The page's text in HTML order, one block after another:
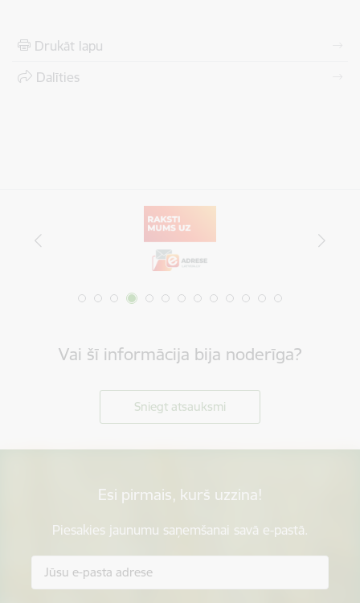
Drukāt lapu
Dalīties
Vai šī informācija bija noderīga?
Sniegt atsauksmi
Esi pirmais, kurš uzzina!
Piesakies jaunumu saņemšanai savā e-pastā.